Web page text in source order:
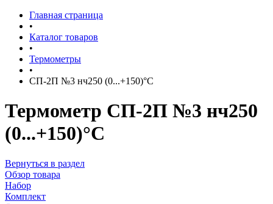
Главная страница
•
Каталог товаров
•
Термометры
•
СП-2П №3 нч250 (0...+150)°С
Термометр СП-2П №3 нч250
(0...+150)°С
Вернуться в раздел
Обзор товара
Набор
Комплект